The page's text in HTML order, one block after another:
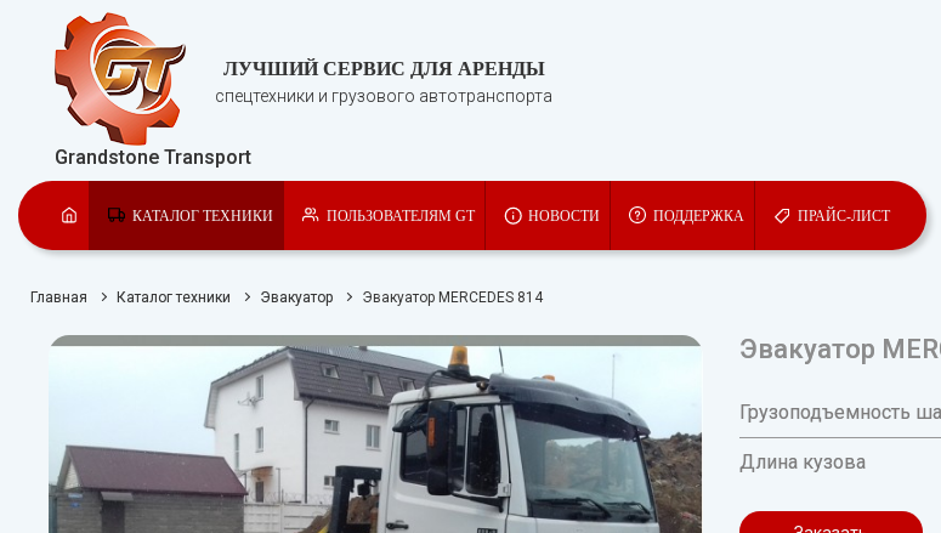
ЛУЧШИЙ СЕРВИС ДЛЯ АРЕНДЫ
спецтехники и грузового автотранспорта
Grandstone Transport
КАТАЛОГ ТЕХНИКИ ПОЛЬЗОВАТЕЛЯМ GT НОВОСТИ ПОДДЕРЖКА ПРАЙС-ЛИСТ
Главная Каталог техники Эвакуатор Эвакуатор MERCEDES 814
Эвакуатор
Грузоподъемность
Длина кузова